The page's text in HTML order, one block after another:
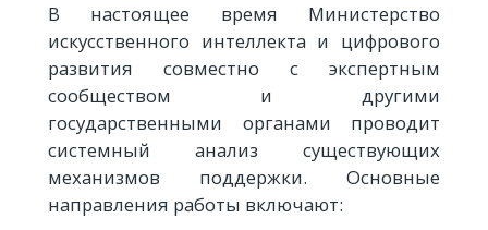
В настоящее время Министерство
искусственного интеллекта и цифрового
развития совместно с экспертным
сообществом и другими
государственными органами проводит
системный анализ существующих
механизмов поддержки. Основные
направления работы включают: